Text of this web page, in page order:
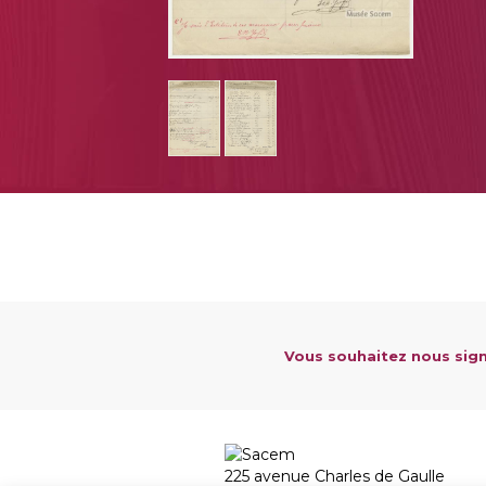
Vous souhaitez nous
225 avenue Charles de Gaulle